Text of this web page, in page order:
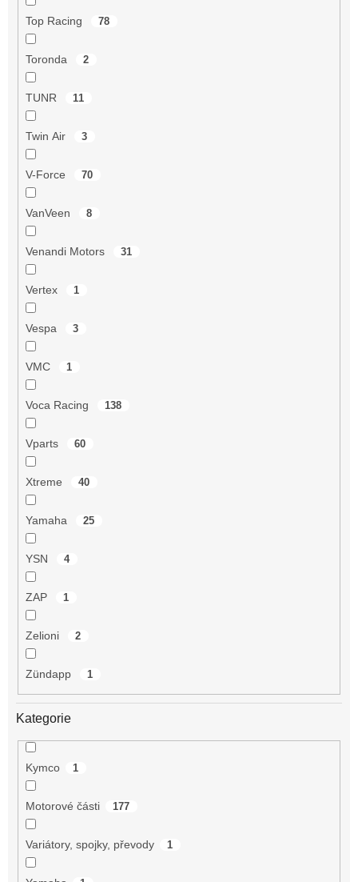
Top Racing 78
Toronda 2
TUNR 11
Twin Air 3
V-Force 70
VanVeen 8
Venandi Motors 31
Vertex 1
Vespa 3
VMC 1
Voca Racing 138
Vparts 60
Xtreme 40
Yamaha 25
YSN 4
ZAP 1
Zelioni 2
Zündapp 1
Kategorie
Kymco 1
Motorové části 177
Variátory, spojky, převody 1